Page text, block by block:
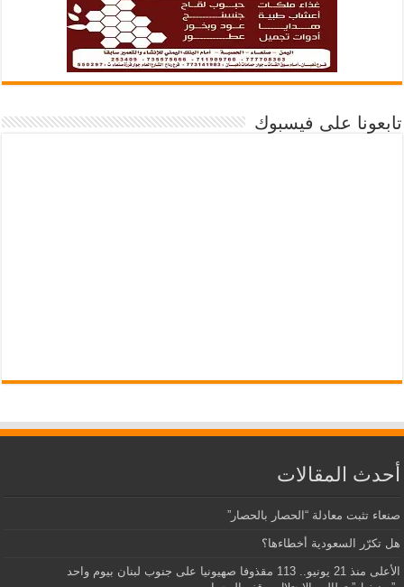
تابعونا على فيسبوك
أحدث المقالات
صنعاء تثبت معادلة “الحصار بالحصار”
هل تكرّر السعودية أخطاءها؟
الأعلى منذ 21 يونيو.. 113 مقذوفا صهيونيا على جنوب لبنان بيوم واحد